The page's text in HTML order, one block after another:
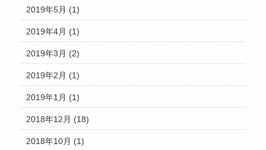
2019年5月 (1)
2019年4月 (1)
2019年3月 (2)
2019年2月 (1)
2019年1月 (1)
2018年12月 (18)
2018年10月 (1)